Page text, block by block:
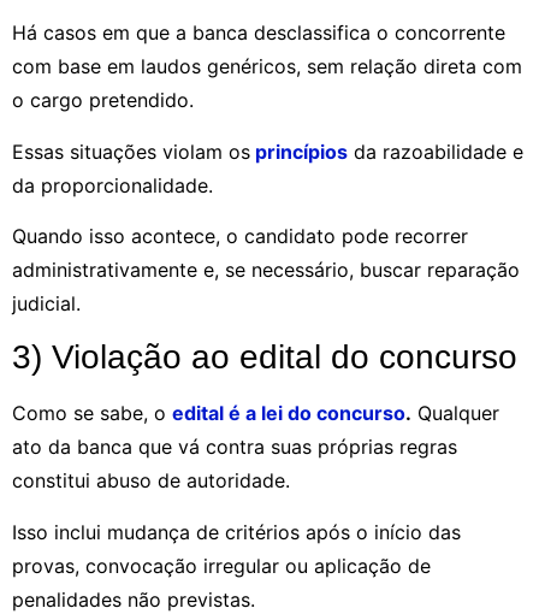
Há casos em que a banca desclassifica o concorrente
com base em laudos genéricos, sem relação direta com
o cargo pretendido.
Essas situações violam os princípios da razoabilidade e
da proporcionalidade.
Quando isso acontece, o candidato pode recorrer
administrativamente e, se necessário, buscar reparação
judicial.
3) Violação ao edital do concurso
Como se sabe, o edital é a lei do concurso. Qualquer
ato da banca que vá contra suas próprias regras
constitui abuso de autoridade.
Isso inclui mudança de critérios após o início das
provas, convocação irregular ou aplicação de
penalidades não previstas.